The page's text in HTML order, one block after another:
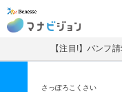
マナビジ
【注目!】パンフ
さっぽろこくさい